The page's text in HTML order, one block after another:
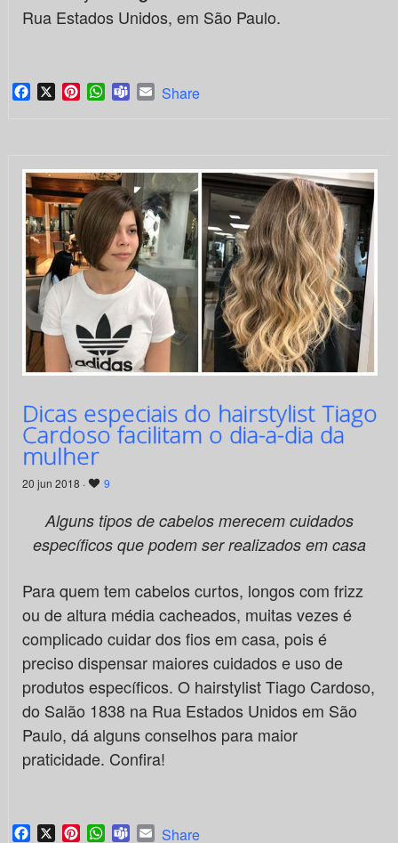
Rua Estados Unidos, em São Paulo.
Facebook
X PinterestWhatsApp
TeamsEmail
Share
Dicas especiais do hairstylist Tiago
Cardoso facilitam o dia-a-dia da
mulher
20 jun 2018 · 9
Alguns tipos de cabelos merecem cuidados
específicos que podem ser realizados em casa
Para quem tem cabelos curtos, longos com frizz
ou de altura média cacheados, muitas vezes é
complicado cuidar dos fios em casa, pois é
preciso dispensar maiores cuidados e uso de
produtos específicos. O hairstylist Tiago Cardoso,
do Salão 1838 na Rua Estados Unidos em São
Paulo, dá alguns conselhos para maior
praticidade. Confira!
Facebook
X PinterestWhatsApp
TeamsEmail
Share